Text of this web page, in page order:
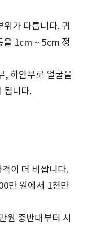
가 다릅니다. 귀
을 1cm ~ 5cm 정
, 하안부로 얼굴을
됩니다.
이 더 비쌉니다.
만 원에서 1천만
원 중반대부터 시